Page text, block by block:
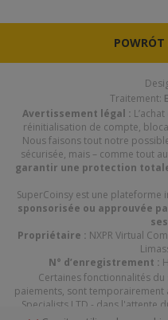
POWRÓT
Traitement:
Avertissement légal :
réinitialisation de compte,
Nous faisons tout notre
sécurisée, mais – comme tout
garantir une protection
SuperCoinsy est une plateforme
sponsorisée ou approuvée
Propriétaire : NXPR Virtual
N° d’enregistrement :
Certaines fonctionnalités
paiements, sont temporairement
Specialists LTD - dans l'attente